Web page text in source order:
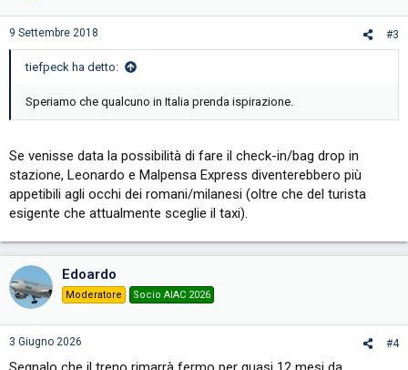
9 Settembre 2018 #3
tiefpeck ha detto:
Speriamo che qualcuno in Italia prenda ispirazione.
Se venisse data la possibilità di fare il check-in/bag drop in
stazione, Leonardo e Malpensa Express diventerebbero più
appetibili agli occhi dei romani/milanesi (oltre che del turista
esigente che attualmente sceglie il taxi).
Edoardo
Moderatore Socio AIAC 2026
3 Giugno 2026 #4